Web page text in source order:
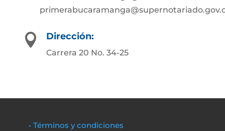
 Dirección:
Carrera 20 No. 34-25
• Términos y condiciones